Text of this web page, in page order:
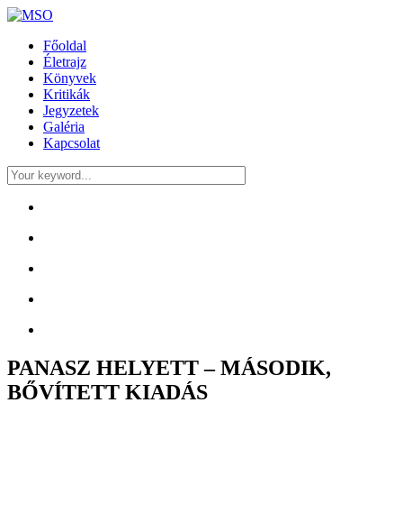
Főoldal
Életrajz
Könyvek
Kritikák
Jegyzetek
Galéria
Kapcsolat
PANASZ HELYETT – MÁSODIK,
BŐVÍTETT KIADÁS